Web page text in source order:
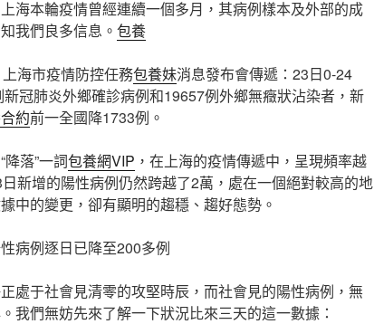
海本輪疫情曾經連續一個多月，其病例樣本及外部的成
我們良多信息。 包養
海市疫情防控任務包養妹消息發布會傳遞：23日0-24
冠肺炎外鄉確診病例和19657例外鄉無癥狀沾染者，新
約前一全國降1733例。
降落”一詞包養網VIP ，在上海的疫情傳遞中，呈現頻率越
新增的陽性病例仍然跨越了2萬，處在一個絕對較高的地
中的變更，卻有顯明的趨穩、趨好態勢。
病例逐日已降至200多例
處于社會見清零的攻堅時辰，而社會見的陽性病例，無
我們無妨先來了解一下狀況比來三天的這一數據：